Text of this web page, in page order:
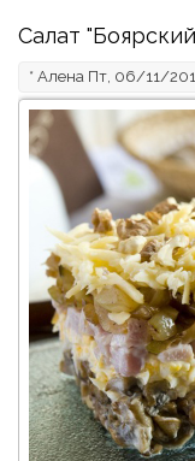
Салат
* Алена Пт, 06/11/